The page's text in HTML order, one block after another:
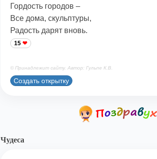
Гордость городов –
Все дома, скульптуры,
Радость дарят вновь.
15
© Принадлежит сайту. Автор: Гульпе К.В.
Создать открытку
Чудеса